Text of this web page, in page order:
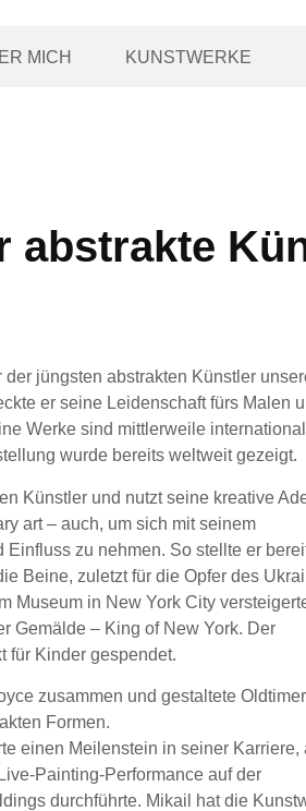
MICH KUNSTWERKE
abstrakte
jüngsten abstrakten Künstler
er seine Leidenschaft fürs Malen
Werke sind mittlerweile international
wurde bereits weltweit gezeigt.
Künstler und nutzt seine kreative
art – auch, um sich mit seinem
zu nehmen. So stellte er
Beine, zuletzt für die Opfer des
Museum in New York City
Gemälde – King of New York. Der
für Kinder gespendet.
zusammen und gestaltete
Formen.
einen Meilenstein in seiner Karriere,
Painting-Performance auf der
durchführte. Mikail hat die